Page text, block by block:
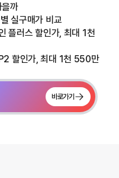
까
실구매가 비교
플러스 할인가, 최대 1천
할인가, 최대 1천 550만
바로가기